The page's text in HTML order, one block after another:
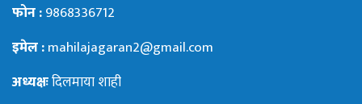
फोन :9868336712
इमेल :mahilajagaran2@gmail.com
अध्यक्षःदिलमाया शाही